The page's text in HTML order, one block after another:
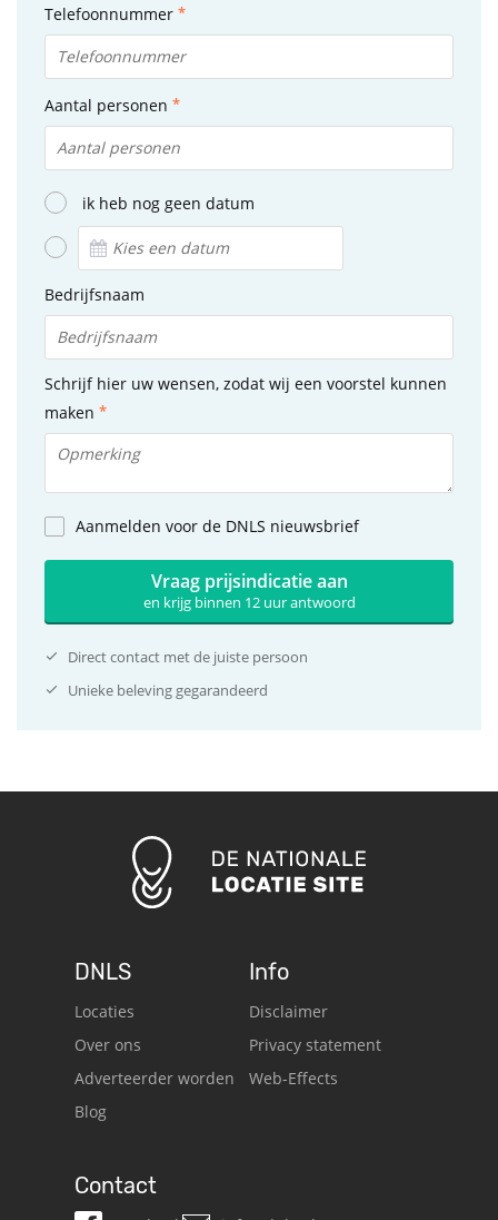
Telefoonnummer
Aantal personen
ik heb nog geen datum
Bedrijfsnaam
Schrijf hier uw wensen, zodat wij een voorstel kunnen
maken
Aanmelden voor de DNLS nieuwsbrief
Vraag prijsindicatie aan
en krijg binnen 12 uur antwoord
Direct contact met de juiste persoon
Unieke beleving gegarandeerd
DNLS
Locaties
Over ons
Adverteerder worden
Blog
Info
Disclaimer
Privacy statement
Web-Effects
Contact